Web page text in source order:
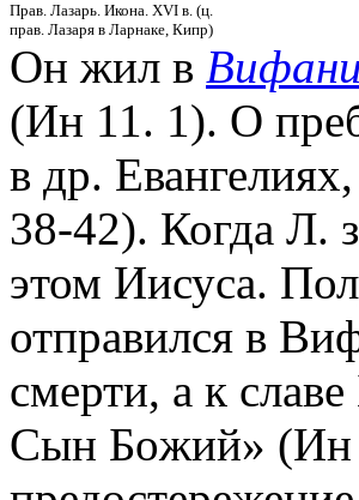
Прав. Лазарь. Икона. XVI в. (ц.
прав. Лазаря в Ларнаке, Кипр)
Он жил в
(Ин 11. 1). О
в др.
38-42). Когда Л.
этом Иисуса.
отправился в
смерти, а к
Сын Бoжий» (Ин